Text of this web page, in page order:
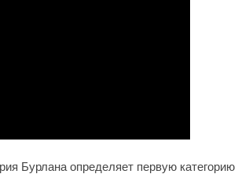
Бурлана определяет первую категорию